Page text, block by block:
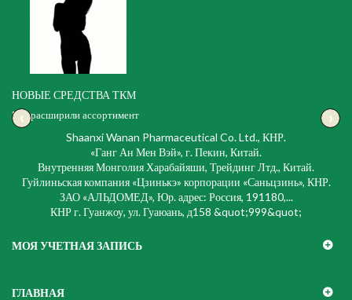
НОВЫЕ СРЕДСТВА ТКМ
Мы расширили ассортимент
‹ ›
Shaanxi Wanan Pharmaceutical Co. Ltd., КНР.
«Ганг Ан Мен Вэй», г. Пекин, Китай.
Внутренняя Монголия Харабайяши, Трейдинг Лтд., Китай.
Гуйлиньская компания «Цзинькэ» корпорации «Саньцзинь», КНР.
ЗАО «АЛЬДОМЕД», Юр. адрес: Россия, 191180,...
КНР г. Гуанжоу, ул. Гуаюань, д158 &quot;999&quot;
МОЯ УЧЕТНАЯ ЗАПИСЬ
ГЛАВНАЯ